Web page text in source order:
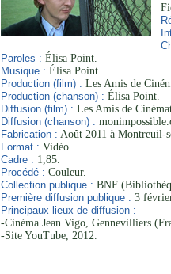
Paroles : Élisa Point.
Musique : Élisa Point.
Production (film) : Les Amis de
Production (chanson) : Élisa Point.
Diffusion (film) : Les Amis de
Diffusion (chanson) :
Fabrication : Août 2011 à Montreuil-
Format : Vidéo.
Cadre : 1,85.
Procédé : Couleur.
Collection publique : BNF
Première diffusion publique : 3
Principaux lieux de diffusion :
-Cinéma Jean Vigo, Gennevilliers
-Site YouTube, 2012.